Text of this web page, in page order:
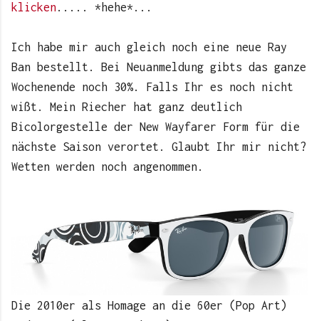
klicken..... *hehe*...
Ich habe mir auch gleich noch eine neue Ray
Ban bestellt. Bei Neuanmeldung gibts das ganze
Wochenende noch 30%. Falls Ihr es noch nicht
wißt. Mein Riecher hat ganz deutlich
Bicolorgestelle der New Wayfarer Form für die
nächste Saison verortet. Glaubt Ihr mir nicht?
Wetten werden noch angenommen.
Die 2010er als Homage an die 60er (Pop Art)